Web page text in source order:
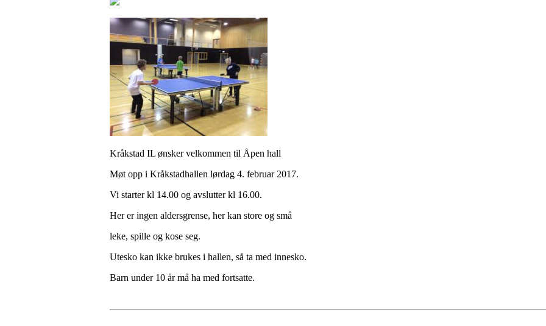
Kråkstad IL ønsker velkommen til Åpen hall
Møt opp i Kråkstadhallen lørdag 4. februar 2017.
Vi starter kl 14.00 og avslutter kl 16.00.
Her er ingen aldersgrense, her kan store og små
leke, spille og kose seg.
Utesko kan ikke brukes i hallen, så ta med innesko.
Barn under 10 år må ha med fortsatte.